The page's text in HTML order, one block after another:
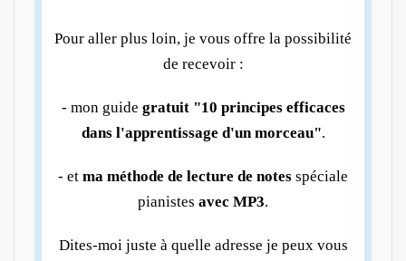
Pour aller plus loin, je vous offre la possibilité
de recevoir :
- mon guide gratuit "10 principes efficaces
dans l'apprentissage d'un morceau".
- et ma méthode de lecture de notes spéciale
pianistes avec MP3.
Dites-moi juste à quelle adresse je peux vous